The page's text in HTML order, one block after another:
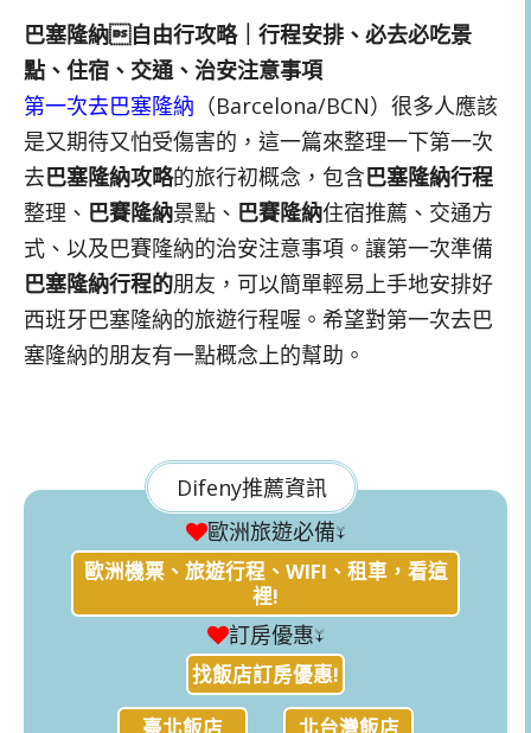
巴塞隆納自由行攻略｜行程安排、必去必吃景
點、住宿、交通、治安注意事項
第一次去巴塞隆納 （Barcelona/BCN）很多人應該
是又期待又怕受傷害的，這一篇來整理一下第一次
去巴塞隆納攻略的旅行初概念，包含巴塞隆納行程
整理、 巴賽隆納景點、 巴賽隆納住宿推薦、交通方
式、以及巴賽隆納的治安注意事項。讓第一次準備
巴塞隆納行程的朋友，可以簡單輕易上手地安排好
西班牙巴塞隆納的旅遊行程喔。希望對第一次去巴
塞隆納的朋友有一點概念上的幫助。
Difeny推薦資訊
歐洲旅遊必備↓
歐洲機票、旅遊行程、WIFI、租車，看這
裡!
訂房優惠↓
找飯店訂房優惠!